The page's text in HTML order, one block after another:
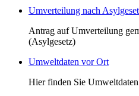
Umverteilung nach
Antrag auf Umverteilung
(Asylgesetz)
Umweltdaten vor Ort
Hier finden Sie